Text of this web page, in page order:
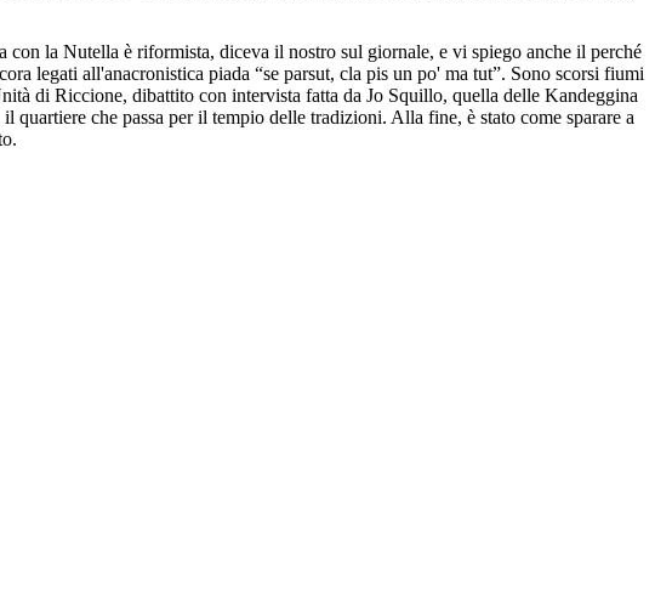
la Nutella è riformista, diceva il nostro sul giornale, e vi spiego anche il perché
legati all'anacronistica piada “se parsut, cla pis un po' ma tut”. Sono scorsi fiumi
di Riccione, dibattito con intervista fatta da Jo Squillo, quella delle Kandeggina
che passa per il tempio delle tradizioni. Alla fine, è stato come sparare a